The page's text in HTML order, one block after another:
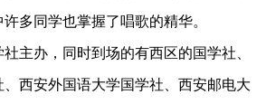
多同学也掌握了唱歌的精华。
主办，同时到场的有西区的国学社、
西安外国语大学国学社、西安邮电大